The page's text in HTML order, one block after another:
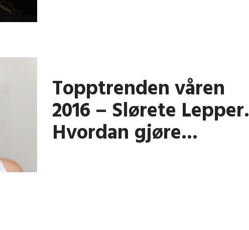
Topptrenden våren
2016 – Slørete Lepper.
Hvordan gjøre...